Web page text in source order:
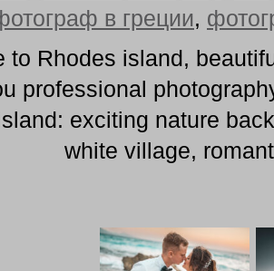
в греции,
to Rhodes island,
professional
exciting nature
white village,